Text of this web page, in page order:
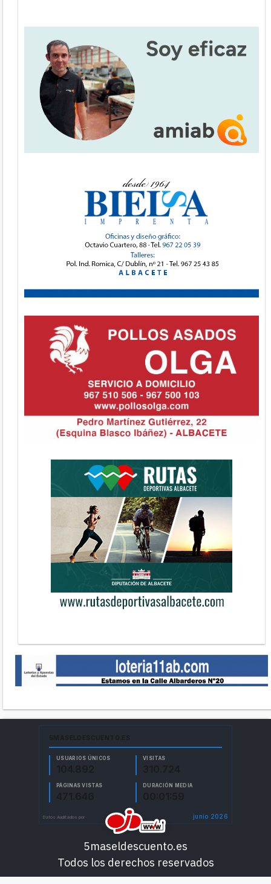
5maseldescuento.es
Todos los derechos reservados